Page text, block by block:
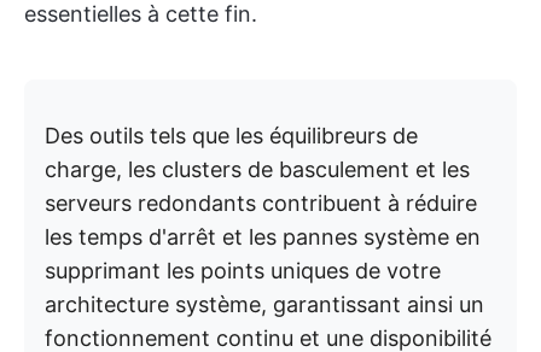
essentielles à cette fin.
Des outils tels que les équilibreurs de
charge, les clusters de basculement et les
serveurs redondants contribuent à réduire
les temps d'arrêt et les pannes système en
supprimant les points uniques de votre
architecture système, garantissant ainsi un
fonctionnement continu et une disponibilité